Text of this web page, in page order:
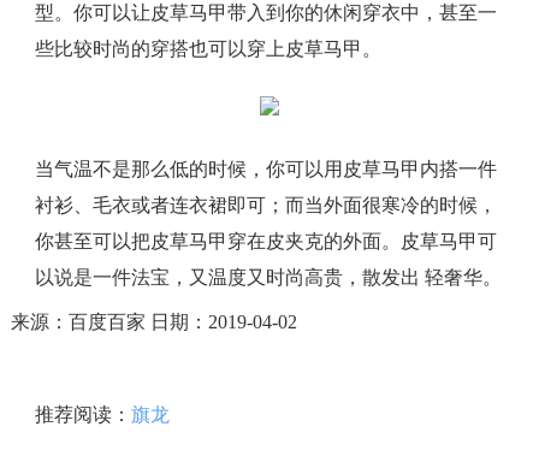
型。你可以让皮草马甲带入到你的休闲穿衣中，甚至一
些比较时尚的穿搭也可以穿上皮草马甲。
当气温不是那么低的时候，你可以用皮草马甲内搭一件
衬衫、毛衣或者连衣裙即可；而当外面很寒冷的时候，
你甚至可以把皮草马甲穿在皮夹克的外面。皮草马甲可
以说是一件法宝，又温度又时尚高贵，散发出 轻奢华。
来源：百度百家 日期：2019-04-02
推荐阅读： 旗龙